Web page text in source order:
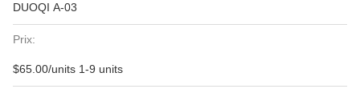
DUOQI A-03
Prix:
$65.00/units 1-9 units